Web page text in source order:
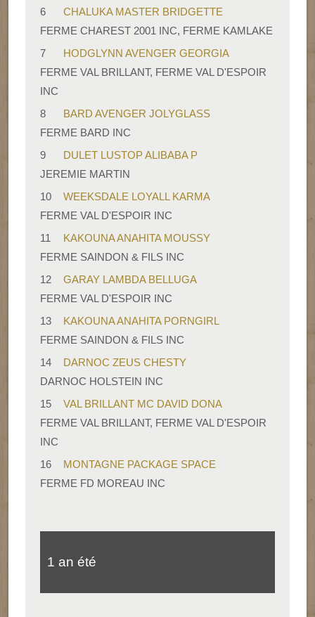
6
CHALUKA MASTER BRIDGETTE
FERME CHAREST 2001 INC, FERME KAMLAKE
7
HODGLYNN AVENGER GEORGIA
FERME VAL BRILLANT, FERME VAL D'ESPOIR
INC
8
BARD AVENGER JOLYGLASS
FERME BARD INC
9
DULET LUSTOP ALIBABA P
JEREMIE MARTIN
10
WEEKSDALE LOYALL KARMA
FERME VAL D'ESPOIR INC
11
KAKOUNA ANAHITA MOUSSY
FERME SAINDON & FILS INC
12
GARAY LAMBDA BELLUGA
FERME VAL D'ESPOIR INC
13
KAKOUNA ANAHITA PORNGIRL
FERME SAINDON & FILS INC
14
DARNOC ZEUS CHESTY
DARNOC HOLSTEIN INC
15
VAL BRILLANT MC DAVID DONA
FERME VAL BRILLANT, FERME VAL D'ESPOIR
INC
16
MONTAGNE PACKAGE SPACE
FERME FD MOREAU INC
1 an été